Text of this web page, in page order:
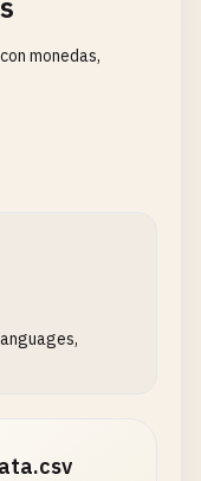
monedas,